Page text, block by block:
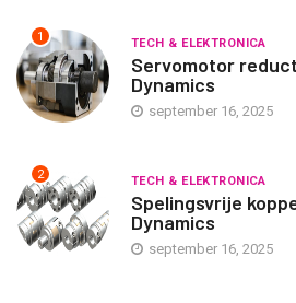
1 TECH & ELEKTRONICA
Servomotor
Dynamics
september 16, 2025
2 TECH & ELEKTRONICA
Spelingsvrije
Dynamics
september 16, 2025